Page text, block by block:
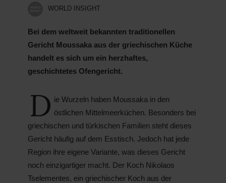
WORLD INSIGHT
Bei dem weltweit bekannten traditionellen
Gericht Moussaka aus der griechischen Küche
handelt es sich um ein herzhaftes,
geschichtetes Ofengericht.
D ie Wurzeln haben Moussaka in den
östlichen Mittelmeerküchen. Besonders bei
griechischen und türkischen Familien steht dieses
Gericht häufig auf dem Esstisch. Jedoch hat jede
Region ihre eigene Variante, was dieses Gericht
noch einzigartiger macht. Der Koch Nikolaos
Tselementes, ein griechischer Koch aus der